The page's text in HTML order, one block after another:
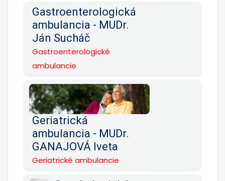
Gastroenterologická
ambulancia - MUDr.
Ján Sucháč
Gastroenterologické
ambulancie
Geriatrická
ambulancia - MUDr.
GANAJOVÁ Iveta
Geriatrické ambulancie